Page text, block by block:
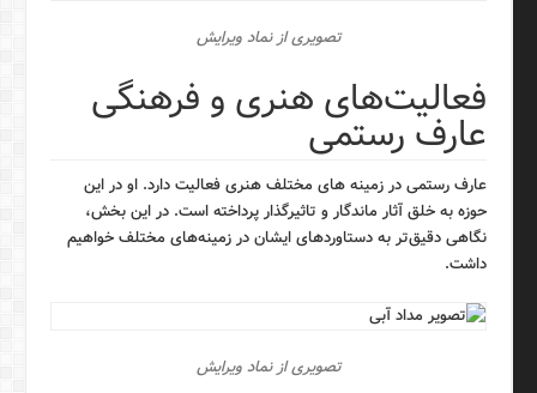
تصویری از نماد ویرایش
فعالیت‌های هنری و فرهنگی
عارف رستمی
عارف رستمی در زمینه های مختلف هنری فعالیت دارد. او در این
حوزه به خلق آثار ماندگار و تاثیرگذار پرداخته است. در این بخش،
نگاهی دقیق‌تر به دستاوردهای ایشان در زمینه‌های مختلف خواهیم
داشت.
تصویری از نماد ویرایش